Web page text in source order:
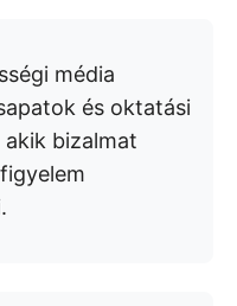
média
és oktatási
bizalmat